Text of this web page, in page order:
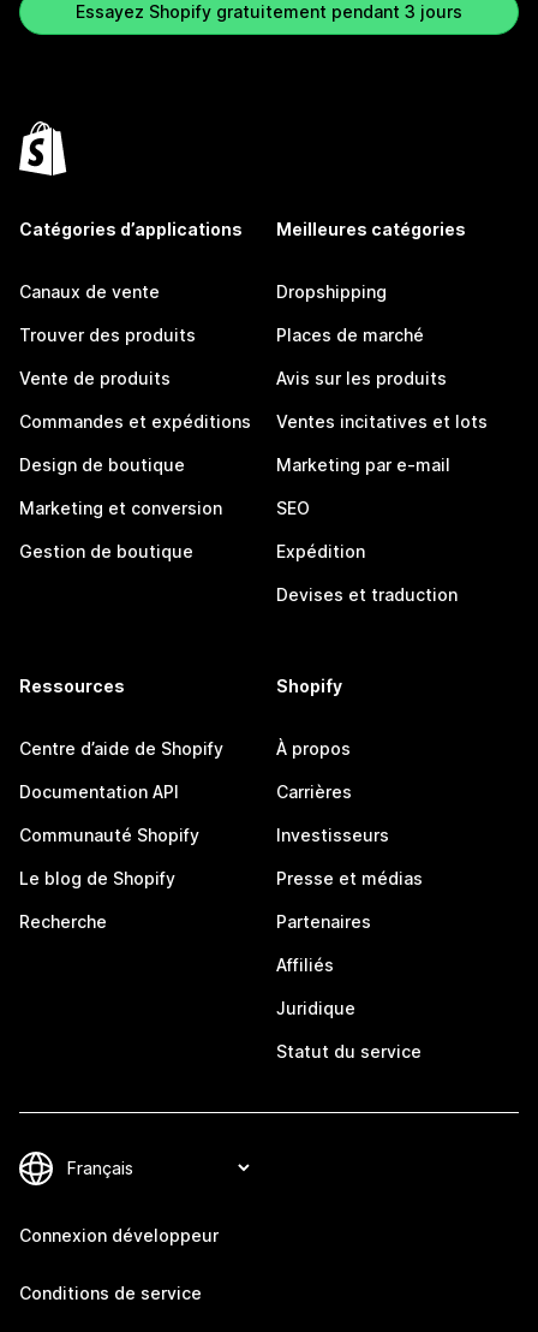
Essayez Shopify gratuitement pendant 3 jours
Catégories d’applications
Canaux de vente
Trouver des produits
Vente de produits
Commandes et expéditions
Design de boutique
Marketing et conversion
Gestion de boutique
Meilleures catégories
Dropshipping
Places de marché
Avis sur les produits
Ventes incitatives et lots
Marketing par e-mail
SEO
Expédition
Devises et traduction
Ressources
Centre d’aide de Shopify
Documentation API
Communauté Shopify
Le blog de Shopify
Recherche
Shopify
À propos
Carrières
Investisseurs
Presse et médias
Partenaires
Affiliés
Juridique
Statut du service
Connexion développeur
Conditions de service